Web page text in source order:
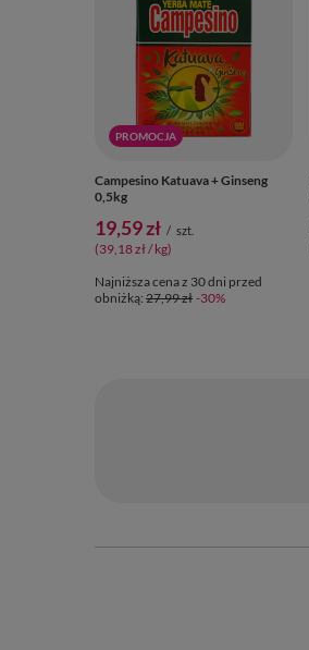
PROMOCJA
Campesino Katuava + Ginseng
0,5kg
19,59 zł / szt.
(39,18 zł / kg)
Najniższa cena z 30 dni przed
obniżką: 27,99 zł -30%